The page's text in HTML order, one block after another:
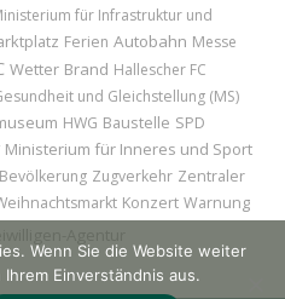
für Infrastruktur und
Ferien Autobahn Messe
Wetter Brand Hallescher FC
und Gleichstellung (MS)
HWG Baustelle SPD
Ministerium für Inneres und Sport
Bevölkerung Zugverkehr Zentraler
Konzert Warnung
Wenn Sie die Website weiter
Einverständnis aus.